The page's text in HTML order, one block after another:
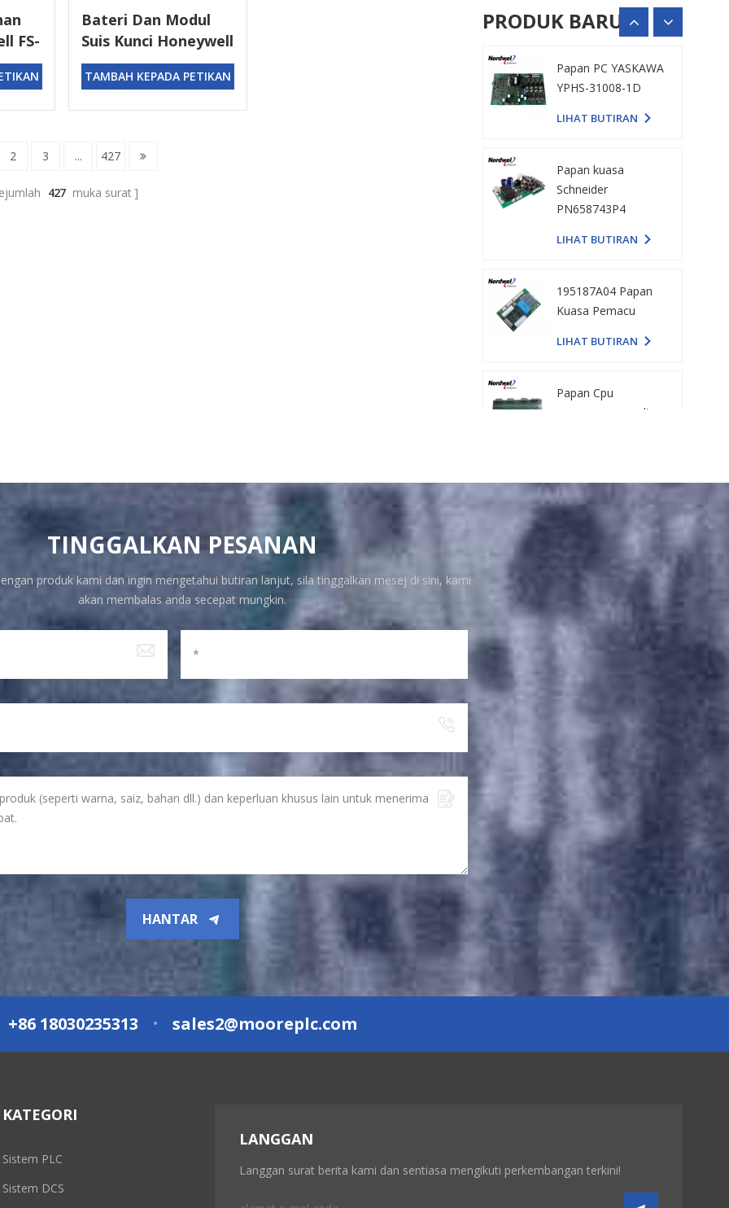
FS-
Bateri Dan Modul
Suis Kunci Honeywell
FC-BKM-0001
Jenama Baru
TAMBAH KEPADA PETIKAN
2 3 ... 427
427 muka surat
PRODUK BARU
LIHAT BUTIRAN
Papan kuasa
Schneider
PN658743P4
195187A04 Papan
Kuasa Pemacu
LIHAT BUTIRAN
Papan Cpu
penyongsang voltan
tinggi GBP005 angin
LIHAT BUTIRAN
Modul kawalan
Siemens 6SE7033-
2EG84-1JF0
LIHAT BUTIRAN
GE IC660BBD021
LIHAT BUTIRAN
Semasa 6 Output
LIHAT BUTIRAN
TINGGALKAN PESANAN
produk kami dan ingin mengetahui butiran lanjut, sila tinggalkan mesej di sini, kami
akan membalas anda secepat mungkin.
HANTAR
+86 18030235313 sales2@mooreplc.com
KATEGORI
Sistem PLC
Sistem DCS
LANGGAN
Langgan surat berita kami dan sentiasa mengikuti perkembangan terkini!